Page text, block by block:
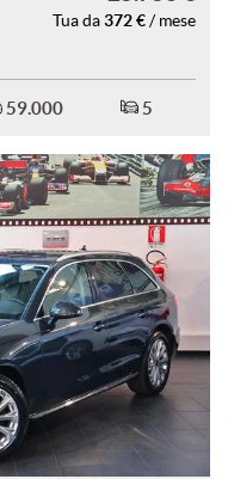
Tua da 372 € / mese
59.000 5